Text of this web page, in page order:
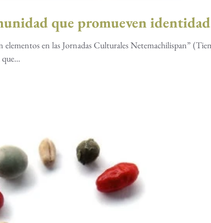
que promueven identidad
las Jornadas Culturales Netemachilispan” (Tiempo de